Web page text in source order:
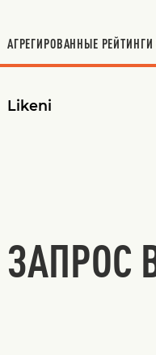
АГРЕГИРОВАННЫЕ РЕЙТИНГИ
Likeni
ЗАПРОС